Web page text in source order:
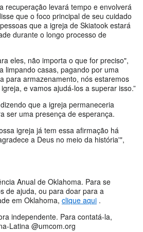
recuperação levará tempo e envolverá
que o foco principal de seu cuidado
que a igreja de Skiatook estará
durante o longo processo de
eles, não importa o que for preciso",
limpando casas, pagando por uma
para armazenamento, nós estaremos
e vamos ajudá-los a superar isso.”
que a igreja permaneceria
ser uma presença de esperança.
igreja já tem essa afirmação há
a Deus no meio da história'",
Anual de Oklahoma. Para se
de ajuda, ou para doar para a
em Oklahoma, clique aqui .
independente. Para contatá-la,
Latina @umcom.org